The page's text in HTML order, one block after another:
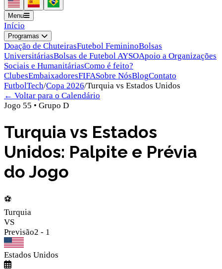
Menu
Início
Programas
Doação de ChuteirasFutebol FemininoBolsas
UniversitáriasBolsas de Futebol AYSOApoio a Organizações
Sociais e HumanitáriasComo é feito?
ClubesEmbaixadoresFIFASobre NósBlogContato
FutbolTech/Copa 2026/Turquia vs Estados Unidos
← Voltar para o Calendário
Jogo 55 • Grupo D
Turquia vs Estados
Unidos: Palpite e Prévia
do Jogo
⚽
Turquia
VS
Previsão2 - 1
Estados Unidos